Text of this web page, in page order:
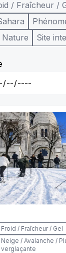
/ Fraîcheur /
Site
Froid / Fraîcheur / Gel
Neige / Avalanche /
verglaçante